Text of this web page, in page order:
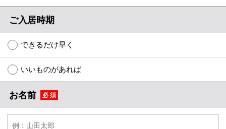
路線·駅から探す
IT重説について
スタッフ紹介
店舗情報·アクセス
ご入居時期
できるだけ早く
いいものがあれば
お名前 必 須